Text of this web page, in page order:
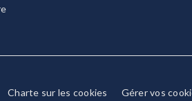
Charte sur les cookies Gérer vos